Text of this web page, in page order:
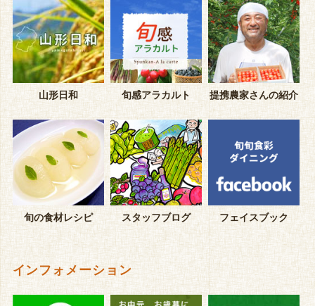
山形日和 旬感アラカルト 提携農家さんの紹介
旬の食材レシピ スタッフブログ フェイスブック
インフォメーション